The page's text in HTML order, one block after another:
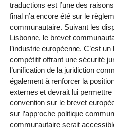
traductions est l’une des
final n’a encore été sur le
communautaire. Suivant les
Lisbonne, le brevet
l’industrie européenne. C’est
compétitif offrant une sécurité
l’unification de la juridiction
également à renforcer la
externes et devrait lui
convention sur le brevet
sur l’approche politique
communautaire serait